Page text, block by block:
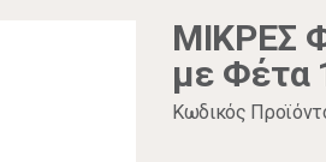
ΜΙΚΡΕΣ
με Φέτα
Κωδικός